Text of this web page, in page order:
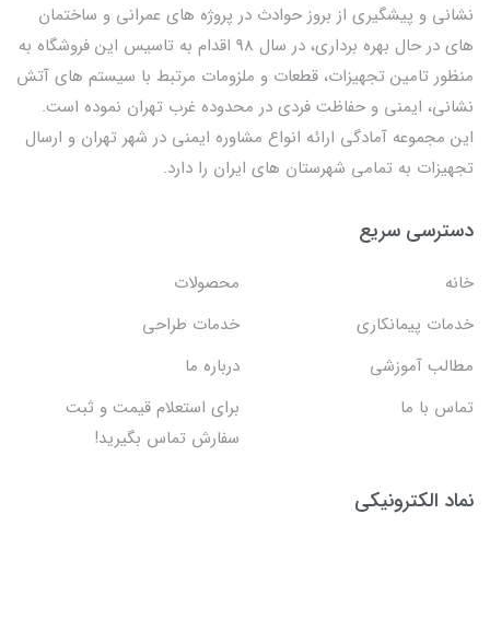
نشانی و پیشگیری از بروز حوادث در پروژه های عمرانی و ساختمان
های در حال بهره برداری، در سال 98 اقدام به تاسیس این فروشگاه به
منظور تامین تجهیزات، قطعات و ملزومات مرتبط با سیستم های آتش
نشانی، ایمنی و حفاظت فردی در محدوده غرب تهران نموده است.
این مجموعه آمادگی ارائه انواع مشاوره ایمنی در شهر تهران و ارسال
تجهیزات به تمامی شهرستان های ایران را دارد.
دسترسی سریع
خانه
محصولات
خدمات پیمانکاری
خدمات طراحی
مطالب آموزشی
درباره ما
تماس با ما
برای استعلام قیمت و ثبت
سفارش تماس بگیرید!
نماد الکترونیکی